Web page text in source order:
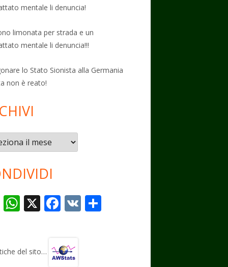
mentale li denuncia!
limonata per strada e un
mentale li denuncia!!!
lo Stato Sionista alla Germania
non è reato!
T
gr
W
s
X F
b
V
del sito…